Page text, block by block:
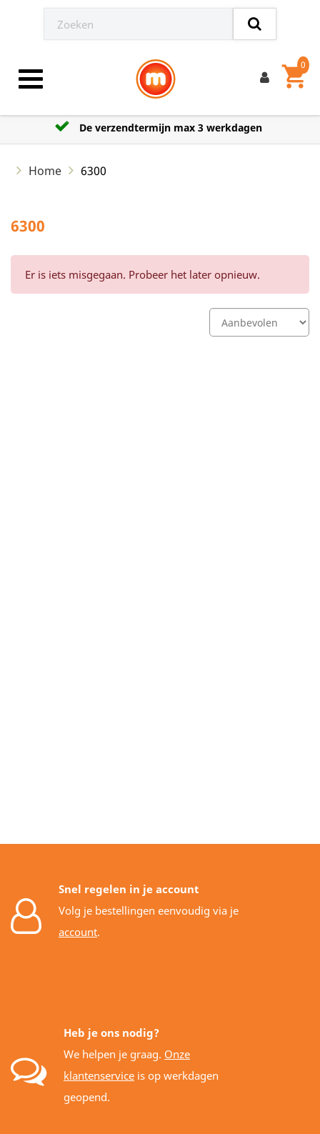
Toggle navigation shopping_cart
0
De verzendtermijn max 3 werkdagen
Home 6300
6300
Er is iets misgegaan. Probeer het later opnieuw.
Snel regelen in je account
Volg je bestellingen eenvoudig via je
account.
Heb je ons nodig?
We helpen je graag. Onze
klantenservice is op werkdagen
geopend.